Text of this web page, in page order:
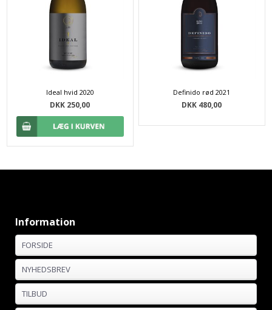
Ideal hvid 2020
DKK 250,00
Definido rød 2021
DKK 480,00
Information
FORSIDE
NYHEDSBREV
TILBUD